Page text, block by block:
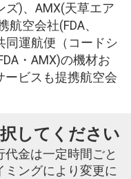
ズ)、AMX(天草エア
空会社(FDA、
同運航便（コードシ
・AMX)の機材お
ービスも提携航空会
してください
金は一定時間ごと
ミングにより変更に